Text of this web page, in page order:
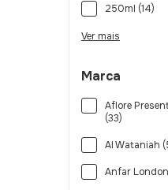
250ml (14)
Ver mais
Marca
Aflore
(33)
Al Wataniah
Anfar